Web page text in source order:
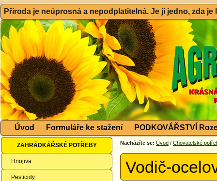
Příroda je neúprosná a nepodplatitelná. Je jí jedno, zda
Úvod Formuláře ke stažení PODKOVÁŘSTVÍ
ZAHRÁDKÁŘSKÉ POTŘEBY
Hnojiva
Pesticidy
Nacházíte se: Úvod / Chovatelské
Vodič-